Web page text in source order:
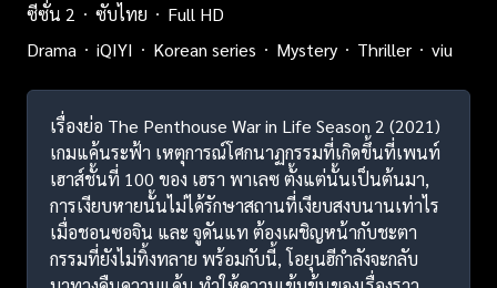
ซีซั่น 2
ซับไทย
Full HD
Drama
iQIYI Korean series Mystery Thriller viu
เรื่องย่อ The Penthouse War in Life Season 2 (2021)
เกมแค้นระฟ้า เหตุการณ์โศกนาฏกรรมที่เกิดขึ้นที่เพนท์
เฮาส์ชั้นที่ 100 ของ เฮรา พาเลซ ตั้งแต่นั้นเป็นต้นมา,
การเงียบหายนั้นไม่ได้รักษาสถานที่เงียบสงบนานเท่าไร
เมื่อชอนซอจิน และ จูดันแท ต้องเผชิญหน้ากับชะตา
กรรมที่ยังไม่ทิ้งทลาย พร้อมกับนี้, โอยุนฮีกำลังจะกลับ